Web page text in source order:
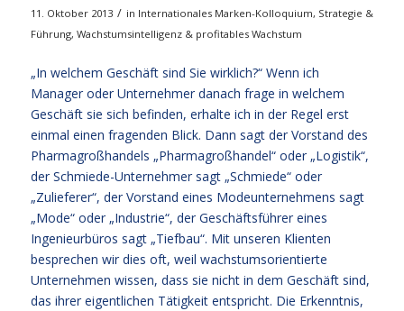
11. Oktober 2013 / in Internationales Marken-Kolloquium, Strategie &
Führung, Wachstumsintelligenz & profitables Wachstum
„In welchem Geschäft sind Sie wirklich?“ Wenn ich
Manager oder Unternehmer danach frage in welchem
Geschäft sie sich befinden, erhalte ich in der Regel erst
einmal einen fragenden Blick. Dann sagt der Vorstand des
Pharmagroßhandels „Pharmagroßhandel“ oder „Logistik“,
der Schmiede-Unternehmer sagt „Schmiede“ oder
„Zulieferer“, der Vorstand eines Modeunternehmens sagt
„Mode“ oder „Industrie“, der Geschäftsführer eines
Ingenieurbüros sagt „Tiefbau“. Mit unseren Klienten
besprechen wir dies oft, weil wachstumsorientierte
Unternehmen wissen, dass sie nicht in dem Geschäft sind,
das ihrer eigentlichen Tätigkeit entspricht. Die Erkenntnis,